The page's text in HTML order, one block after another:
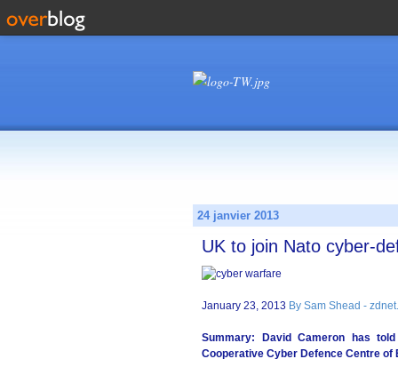
24 janvier 2013
UK to join Nato cyber-
January 23, 2013 By Sam Shead -
Summary: David Cameron has
Cooperative Cyber Defence Centre of